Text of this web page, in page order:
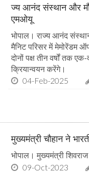
ज्य आनंद संस्थान और
एमओयू
भोपाल। राज्य आनंद
मैनिट परिसर में मेमोरेंडम
दोनों पक्ष तीन वर्षों तक
क्रियान्वयन करेंगे।
04-Feb-2025
मुख्यमंत्री चौहान ने
भोपाल। मुख्यमंत्री
09-Oct-2023